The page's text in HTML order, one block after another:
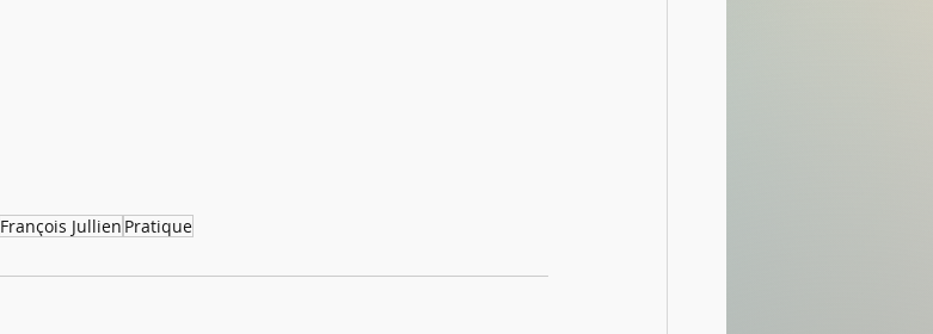
François Jullien Pratique